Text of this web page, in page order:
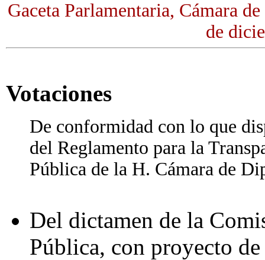
Gaceta Parlamentaria, Cámara
de
Votaciones
De conformidad con lo que
del Reglamento para la
Pública de la H. Cámara de
Del dictamen de la
Pública, con proyecto